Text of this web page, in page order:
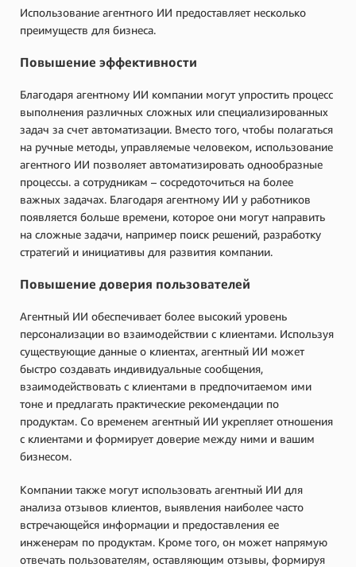
Использование агентного ИИ предоставляет несколько
преимуществ для бизнеса.
Повышение эффективности
Благодаря агентному ИИ компании могут упростить процесс
выполнения различных сложных или специализированных
задач за счет автоматизации. Вместо того, чтобы полагаться
на ручные методы, управляемые человеком, использование
агентного ИИ позволяет автоматизировать однообразные
процессы. а сотрудникам – сосредоточиться на более
важных задачах. Благодаря агентному ИИ у работников
появляется больше времени, которое они могут направить
на сложные задачи, например поиск решений, разработку
стратегий и инициативы для развития компании.
Повышение доверия пользователей
Агентный ИИ обеспечивает более высокий уровень
персонализации во взаимодействии с клиентами. Используя
существующие данные о клиентах, агентный ИИ может
быстро создавать индивидуальные сообщения,
взаимодействовать с клиентами в предпочитаемом ими
тоне и предлагать практические рекомендации по
продуктам. Со временем агентный ИИ укрепляет отношения
с клиентами и формирует доверие между ними и вашим
бизнесом.
Компании также могут использовать агентный ИИ для
анализа отзывов клиентов, выявления наиболее часто
встречающейся информации и предоставления ее
инженерам по продуктам. Кроме того, он может напрямую
отвечать пользователям, оставляющим отзывы, формируя